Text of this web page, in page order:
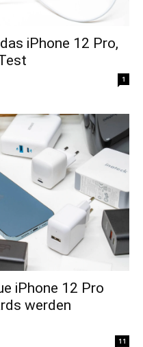
iPhone 12 Pro,
1
iPhone 12 Pro
werden
11